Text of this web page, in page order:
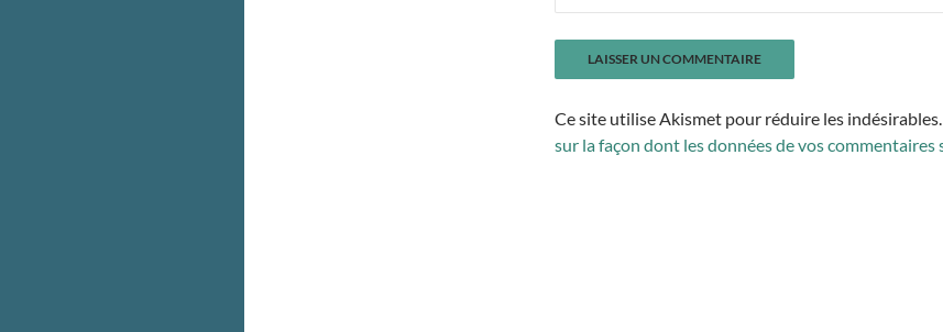
Ce site utilise Akismet pour réduire les indésirables.
sur la façon dont les données de vos